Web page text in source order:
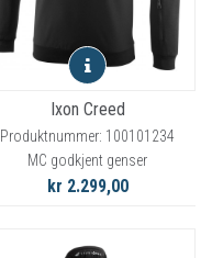
Ixon Creed
Produktnummer: 100101234
MC godkjent genser
kr 2.299,00